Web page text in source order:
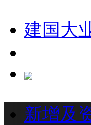
建国大
新增及